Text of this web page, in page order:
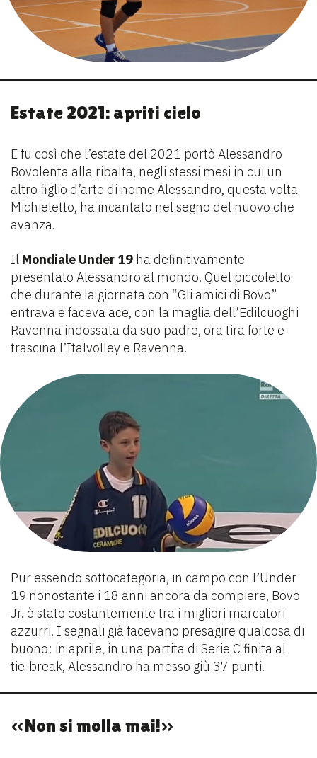
Estate 2021: apriti cielo
E fu così che l’estate del 2021 portò Alessandro
Bovolenta alla ribalta, negli stessi mesi in cui un
altro figlio d’arte di nome Alessandro, questa volta
Michieletto, ha incantato nel segno del nuovo che
avanza.
Il Mondiale Under 19 ha definitivamente
presentato Alessandro al mondo. Quel piccoletto
che durante la giornata con “Gli amici di Bovo”
entrava e faceva ace, con la maglia dell’Edilcuoghi
Ravenna indossata da suo padre, ora tira forte e
trascina l’Italvolley e Ravenna.
Pur essendo sottocategoria, in campo con l’Under
19 nonostante i 18 anni ancora da compiere, Bovo
Jr. è stato costantemente tra i migliori marcatori
azzurri. I segnali già facevano presagire qualcosa di
buono: in aprile, in una partita di Serie C finita al
tie-break, Alessandro ha messo giù 37 punti.
«Non si molla mai!»